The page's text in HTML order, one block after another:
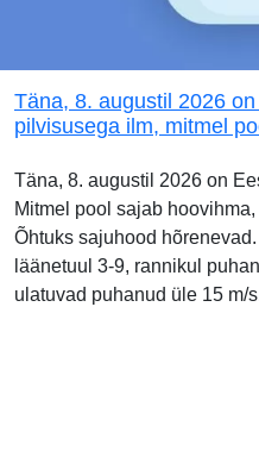
Täna, 8. augustil 2026
pilvisusega ilm, mitmel
Täna, 8. augustil 2026 on
Mitmel pool sajab
Õhtuks sajuhood
läänetuul 3-9, rannikul
ulatuvad puhanud üle 15 m/